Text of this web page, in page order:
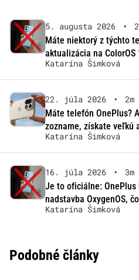
5. augusta 2026 •
Máte niektorý z týchto
aktualizácia na ColorOS
Katarína Šimková
22. júla 2026 •
2m
Máte telefón OnePlus?
zozname, získate veľkú
Katarína Šimková
16. júla 2026 •
3m
Je to oficiálne: OnePlus
nadstavba OxygenOS,
Katarína Šimková
Podobné články